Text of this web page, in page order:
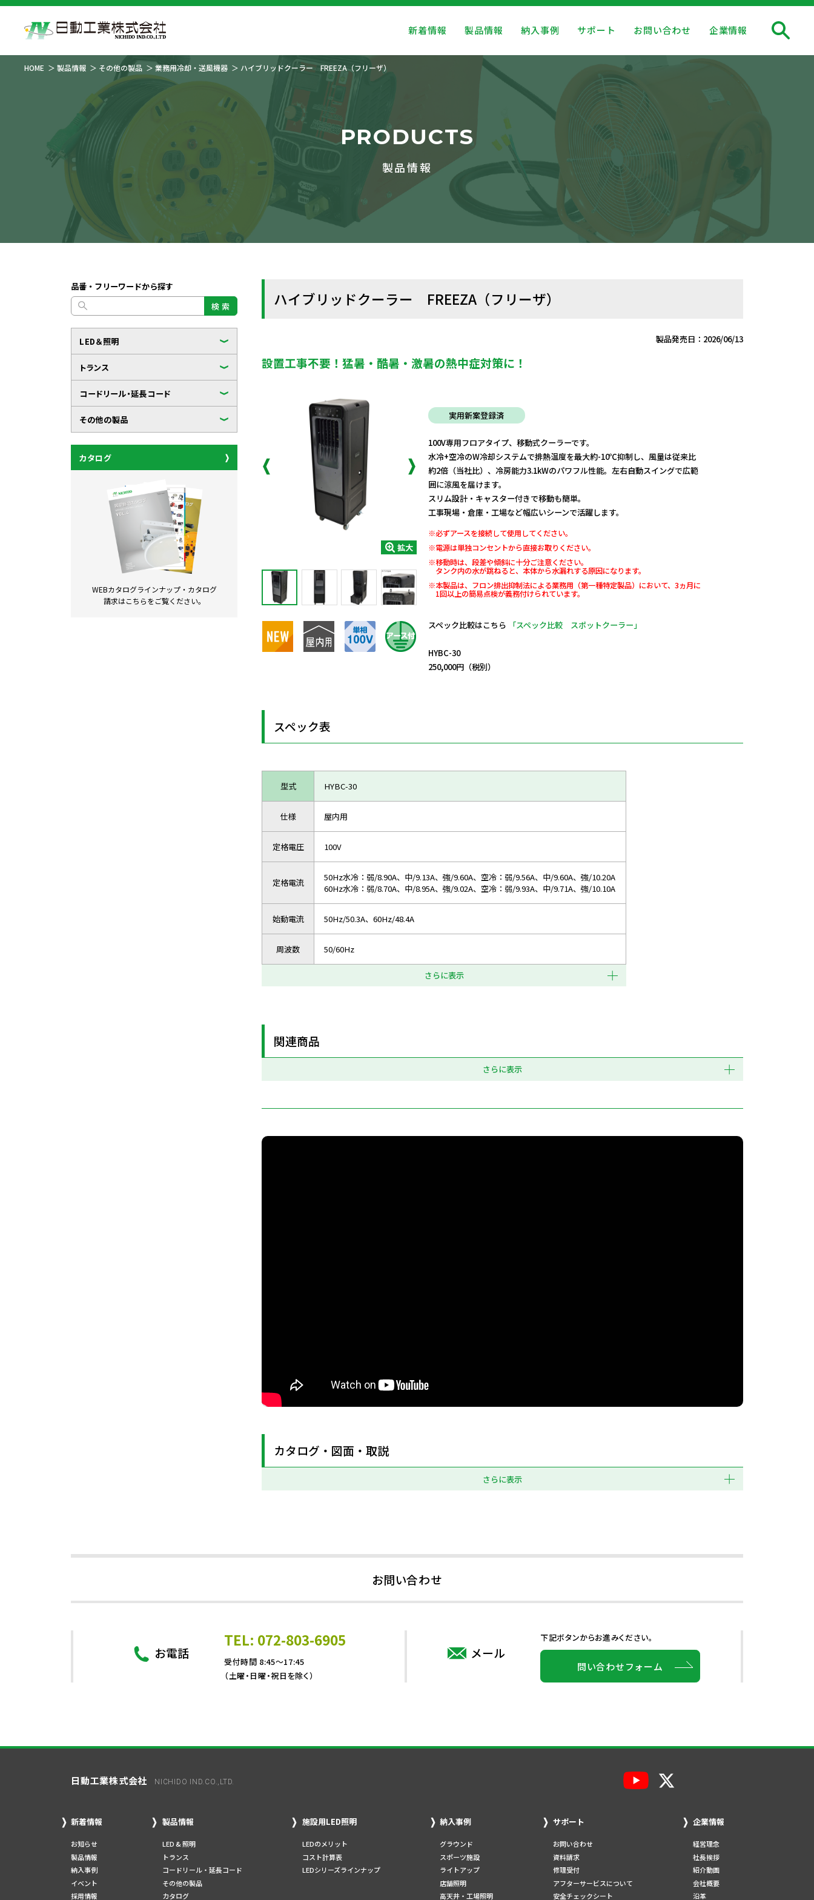
新着情報 製品情報 納入事例 サポート お問い合わせ 企業情報
HOME 製品情報 その他の製品 業務用冷却・送風機器 ハイブリッドクーラー FREEZA（フリーザ）
PRODUCTS
製品情報
品番・フリーワードから探す
検 索
LED＆照明
トランス
コードリール・延長コード
その他の製品
カタログ
WEBカタログラインナップ・ カタログ
請求はこちらをご覧ください。
ハイブリッドクーラー FREEZA（フリーザ）
製品発売日：2026/06/13
設置工事不要！猛暑・酷暑・激暑の熱中症対策に！
拡大
実用新案登録済
100V専用フロアタイプ、移動式クーラーです。
水冷+空冷のW冷却システムで排熱温度を最大約-10℃抑制し、風量は従来比
約2倍（当社比）、冷房能力3.1kWのパワフル性能。左右自動スイングで広範
囲に涼風を届けます。
スリム設計・キャスター付きで移動も簡単。
工事現場・倉庫・工場など幅広いシーンで活躍します。
※必ずアースを接続して使用してください。
※電源は単独コンセントから直接お取りください。
※移動時は、段差や傾斜に十分ご注意ください。
タンク内の水が跳ねると、本体から水漏れする原因になります。
※本製品は、フロン排出抑制法による業務用（第一種特定製品）において、3ヵ月に
1回以上の簡易点検が義務付けられています。
スペック比較はこちら
「スペック比較 スポットクーラー」
HYBC-30
250,000円（税別）
スペック表
型式 HYBC-30
仕様 屋内用
定格電圧 100V
定格電流
50Hz水冷：弱/8.90A、中/9.13A、強/9.60A、空冷：弱/9.56A、中/9.60A、強/10.20A
60Hz水冷：弱/8.70A、中/8.95A、強/9.02A、空冷：弱/9.93A、中/9.71A、強/10.10A
始動電流 50Hz/50.3A、60Hz/48.4A
周波数 50/60Hz
さらに表示
関連商品
さらに表示
カタログ・図面・取説
さらに表示
お問い合わせ
お電話
TEL: 072-803-6905
受付時間 8:45～17:45
（土曜・日曜・祝日を除く）
メール
下記ボタンからお進みください。
問い合わせフォーム
日動工業株式会社 NICHIDO IND.CO.,LTD.
新着情報
お知らせ
製品情報
納入事例
イベント
採用情報
製品情報
LED & 照明
トランス
コードリール・延長コード
その他の製品
カタログ
施設用LED照明
LEDのメリット
コスト計算表
LEDシリーズラインナップ
納入事例
グラウンド
スポーツ施設
ライトアップ
店舗照明
高天井・工場照明
サポート
お問い合わせ
資料請求
修理受付
アフターサービスについて
安全チェックシート
企業情報
経営理念
社長挨拶
紹介動画
会社概要
沿革